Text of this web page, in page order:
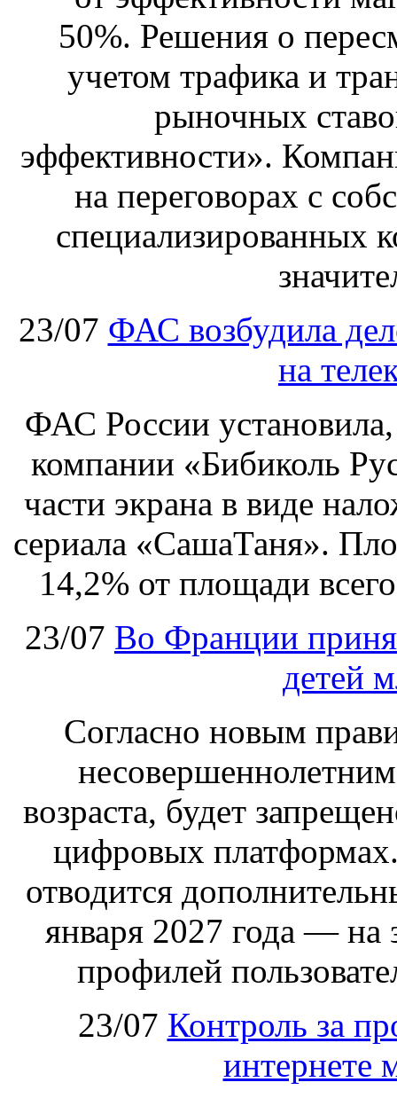
50%. Решения о
учетом трафика и
рыночных
эффективности».
на переговорах с
специализированных
23/07 ФАС возбудила
на
ФАС России установила,
компании «Бибиколь
части экрана в виде
сериала «СашаТаня».
14,2% от площади
23/07 Во Франции
детей
Согласно новым
возраста, будет
цифровых
отводится
января 2027 года —
профилей
23/07 Контроль за
интернете